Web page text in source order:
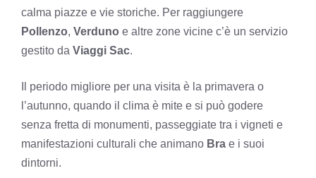
calma piazze e vie storiche. Per raggiungere
Pollenzo, Verduno e altre zone vicine c’è un servizio
gestito da Viaggi Sac.
Il periodo migliore per una visita è la primavera o
l’autunno, quando il clima è mite e si può godere
senza fretta di monumenti, passeggiate tra i vigneti e
manifestazioni culturali che animano Bra e i suoi
dintorni.